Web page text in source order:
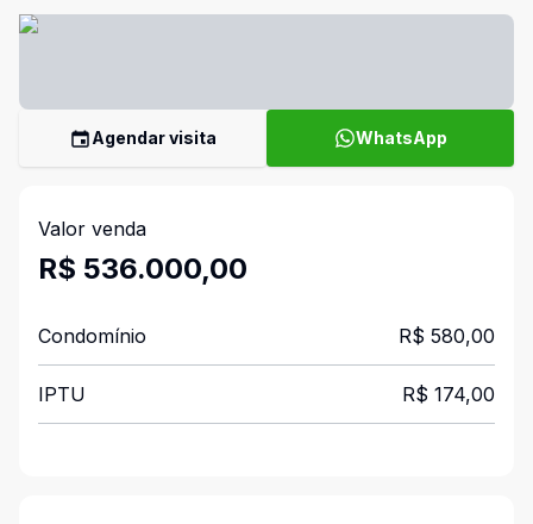
Agendar visita WhatsApp
Valor venda
R$ 536.000,00
Condomínio R$ 580,00
IPTU R$ 174,00